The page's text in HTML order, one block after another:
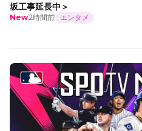
坂工事延長中＞
New2時間前 エンタメ